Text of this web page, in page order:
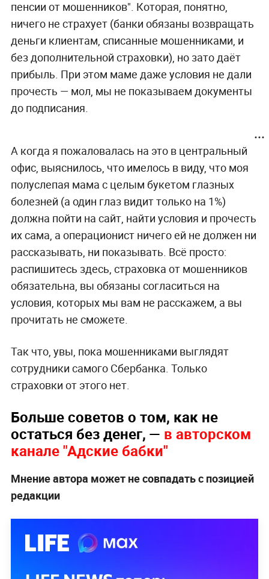
пенсии от мошенников". Которая, понятно,
ничего не страхует (банки обязаны возвращать
деньги клиентам, списанные мошенниками, и
без дополнительной страховки), но зато даёт
прибыль. При этом маме даже условия не дали
прочесть — мол, мы не показываем документы
до подписания.
А когда я пожаловалась на это в центральный
офис, выяснилось, что имелось в виду, что моя
полуслепая мама с целым букетом глазных
болезней (а один глаз видит только на 1%)
должна пойти на сайт, найти условия и прочесть
их сама, а операционист ничего ей не должен ни
рассказывать, ни показывать. Всё просто:
распишитесь здесь, страховка от мошенников
обязательна, вы обязаны согласиться на
условия, которых мы вам не расскажем, а вы
прочитать не сможете.
Так что, увы, пока мошенниками выглядят
сотрудники самого Сбербанка. Только
страховки от этого нет.
Больше советов о том, как не
остаться без денег, — в авторском
канале "Адские бабки"
Мнение автора может не совпадать с позицией
редакции